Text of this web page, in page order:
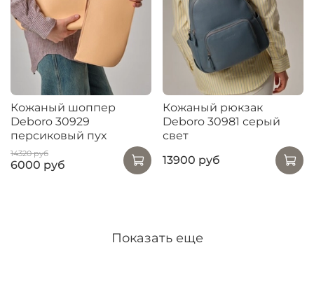
Кожаный шоппер
Deboro 30929
персиковый пух
14320 руб
6000 руб
Кожаный рюкзак
Deboro 30981 серый
свет
13900 руб
Показать еще